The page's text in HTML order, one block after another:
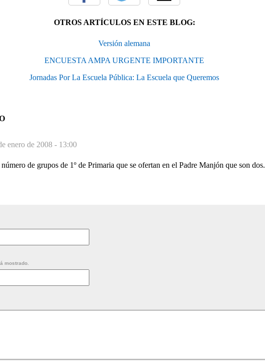
OTROS ARTÍCULOS EN ESTE BLOG:
Versión alemana
ENCUESTA AMPA URGENTE IMPORTANTE
Jornadas Por La Escuela Pública: La Escuela que Queremos
enero de 2008 - 13:00
de grupos de 1º de Primaria que se ofertan en el Padre Manjón que son dos.
mostrado.